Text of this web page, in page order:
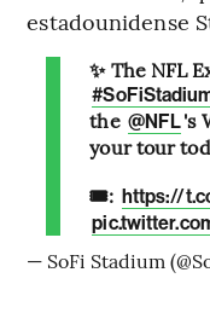
estadounidense
✨ The NFL
the @NFL's
your tour
🎟️: https://
— SoFi Stadium